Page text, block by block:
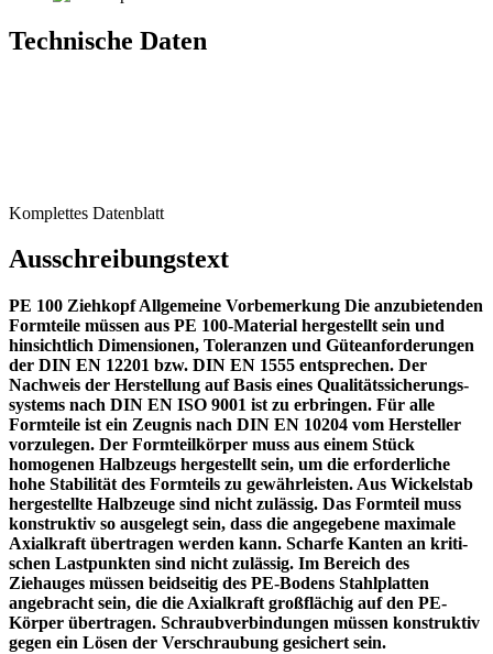
Technische Daten
Komplettes Datenblatt
Ausschrei­bungstext
PE 100 Ziehkopf Allge­meine Vorbe­merkung Die anzubie­tenden
Formteile müssen aus PE 100-Material herge­stellt sein und
hinsichtlich Dimen­sionen, Toleranzen und Gütean­for­de­rungen
der DIN EN 12201 bzw. DIN EN 1555 entsprechen. Der
Nachweis der Herstellung auf Basis eines Quali­täts­si­che­rungs­
systems nach DIN EN ISO 9001 ist zu erbringen. Für alle
Formteile ist ein Zeugnis nach DIN EN 10204 vom Hersteller
vorzu­legen. Der Formteil­körper muss aus einem Stück
homogenen Halbzeugs herge­stellt sein, um die erfor­der­liche
hohe Stabi­lität des Formteils zu gewähr­leisten. Aus Wickelstab
herge­stellte Halbzeuge sind nicht zulässig. Das Formteil muss
konstruktiv so ausgelegt sein, dass die angegebene maximale
Axial­kraft übertragen werden kann. Scharfe Kanten an kriti­
schen Lastpunkten sind nicht zulässig. Im Bereich des
Ziehauges müssen beidseitig des PE-Bodens Stahl­platten
angebracht sein, die die Axial­kraft großflächig auf den PE-
Körper übertragen. Schraub­ver­bin­dungen müssen konstruktiv
gegen ein Lösen der Verschraubung gesichert sein.